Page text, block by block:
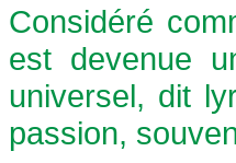
Considéré
est devenue
universel, dit
passion,